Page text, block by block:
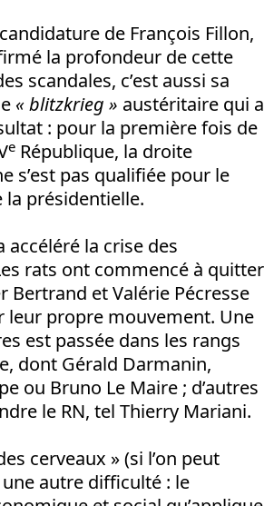
de François Fillon,
la profondeur de cette
scandales, c’est aussi sa
« blitzkrieg » austéritaire qui a
: pour la première fois de
e République, la droite
s’est pas qualifiée pour le
la présidentielle.
accéléré la crise des
rats ont commencé à quitter
Bertrand et Valérie Pécresse
leur propre mouvement. Une
est passée dans les rangs
dont Gérald Darmanin,
ou Bruno Le Maire ; d’autres
le RN, tel Thierry Mariani.
cerveaux » (si l’on peut
autre difficulté : le